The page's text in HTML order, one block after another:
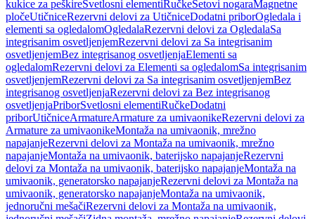
kukice za peškireSvetlosni elementiRučkeSetovi nogaraMagnetne
pločeUtičniceRezervni delovi za UtičniceDodatni priborOgledala i
elementi sa ogledalomOgledalaRezervni delovi za OgledalaSa
integrisanim osvetljenjemRezervni delovi za Sa integrisanim
osvetljenjemBez integrisanog osvetljenjaElementi sa
ogledalomRezervni delovi za Elementi sa ogledalomSa integrisanim
osvetljenjemRezervni delovi za Sa integrisanim osvetljenjemBez
integrisanog osvetljenjaRezervni delovi za Bez integrisanog
osvetljenjaPriborSvetlosni elementiRučkeDodatni
priborUtičniceArmatureArmature za umivaonikeRezervni delovi za
Armature za umivaonikeMontaža na umivaonik, mrežno
napajanjeRezervni delovi za Montaža na umivaonik, mrežno
napajanjeMontaža na umivaonik, baterijsko napajanjeRezervni
delovi za Montaža na umivaonik, baterijsko napajanjeMontaža na
umivaonik, generatorsko napajanjeRezervni delovi za Montaža na
umivaonik, generatorsko napajanjeMontaža na umivaonik,
jednoručni mešačiRezervni delovi za Montaža na umivaonik,